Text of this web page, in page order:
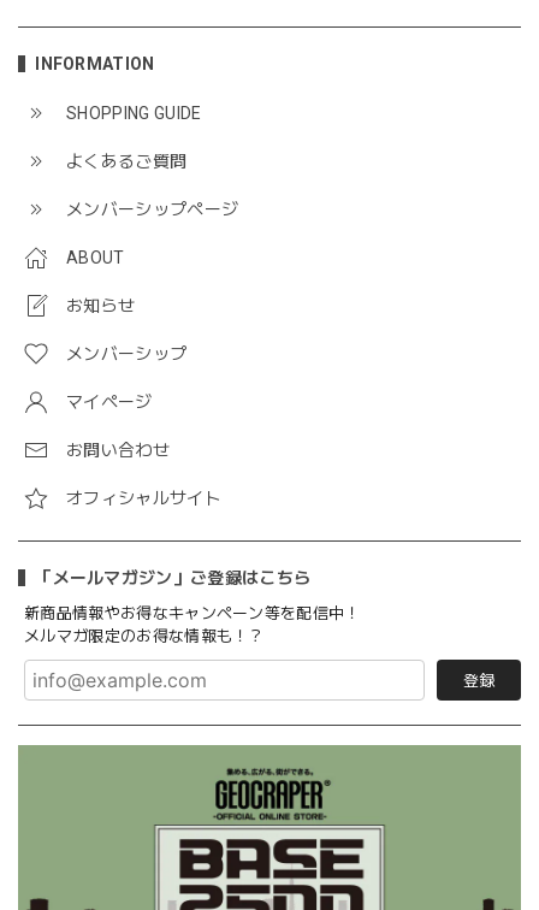
INFORMATION
SHOPPING GUIDE
よくあるご質問
メンバーシップページ
ABOUT
お知らせ
メンバーシップ
マイページ
お問い合わせ
オフィシャルサイト
「メールマガジン」ご登録はこちら
新商品情報やお得なキャンペーン等を配信中！
メルマガ限定のお得な情報も！？
登録